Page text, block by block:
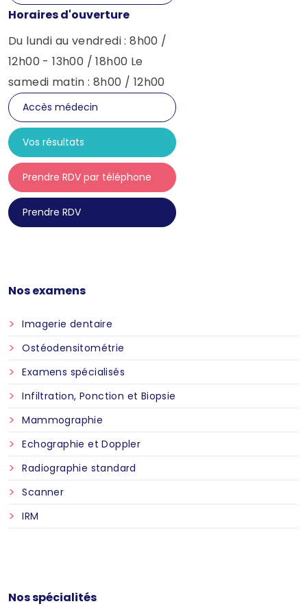
Horaires d'ouverture
Du lundi au vendredi : 8h00 /
12h00 - 13h00 / 18h00 Le
samedi matin : 8h00 / 12h00
Accès médecin
Vos résultats
Prendre RDV par téléphone
Prendre RDV
Nos examens
Imagerie dentaire
Ostéodensitométrie
Examens spécialisés
Infiltration, Ponction et Biopsie
Mammographie
Echographie et Doppler
Radiographie standard
Scanner
IRM
Nos spécialités